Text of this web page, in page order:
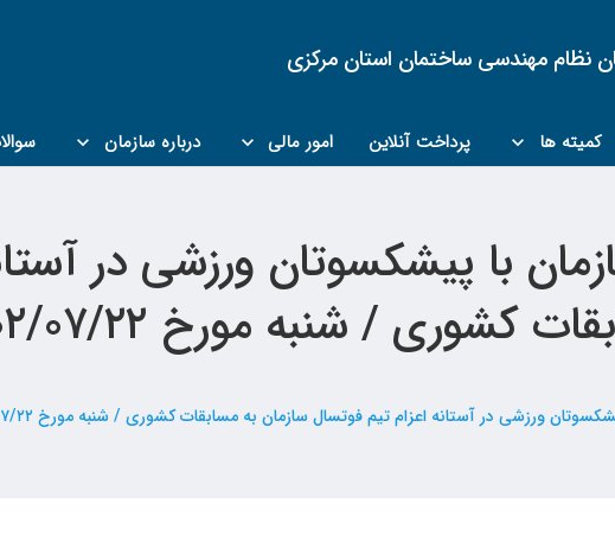
نظام مهندسی ساختمان استان مرکزی
کمیته ها پرداخت آنلاین امور مالی درباره سازمان
با پیشکسوتان ورزشی در
/ شنبه مورخ ۱۴۰۲/۰۷/۲۲
ورزشی در آستانه اعزام تیم فوتسال سازمان به مسابقات کشوری / شنبه مورخ ۱۴۰۲/۰۷/۲۲